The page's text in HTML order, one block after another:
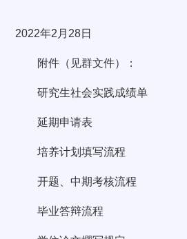
2022年2月28日
附件（见群文件）：
研究生社会实践成绩单
延期申请表
培养计划填写流程
开题、中期考核流程
毕业答辩流程